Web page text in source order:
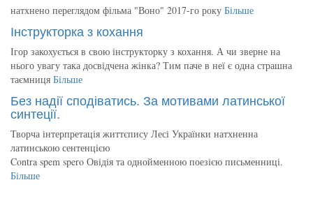
натхнено переглядом фільма "Воно" 2017-го року Більше
Інструкторка з кохання
Ігор закохується в свою інструкторку з кохання. А чи зверне на
нього увагу така досвідчена жінка? Тим паче в неї є одна страшна
таємниця Більше
Без надії сподіватись. За мотивами латинської
синтеції.
Творча інтерпретація життєпису Лесі Українки натхненна
латинською сентенцією
Contra spem spero Овідія та однойменною поезією письменниці.
Більше